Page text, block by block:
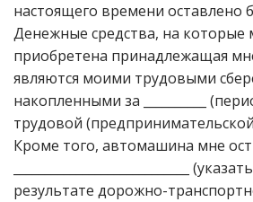
настоящего времени оставлено
Денежные средства, на которые
приобретена принадлежащая
являются моими трудовыми
накопленными за __________
трудовой
Кроме того, автомашина мне
____________________________
результате дорожно-